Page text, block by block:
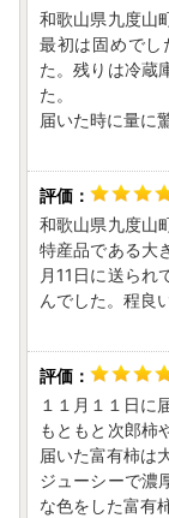
和歌山県九度山
最初は固めでし
た。残りは冷蔵
た。
届いた時に量に
和歌山県九度山
特産品である大
月11日に送られ
んでした。程良
１１月１１日に
もともと次郎柿
届いた富有柿は
ジューシーで濃
な色をした富有